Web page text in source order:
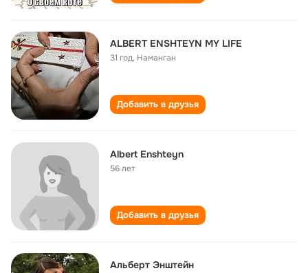
ALBERT ENSHTEYN MY LIFE
31 год, Наманган
Добавить в друзья
Albert Enshteyn
56 лет
Добавить в друзья
Альберт Энштейн